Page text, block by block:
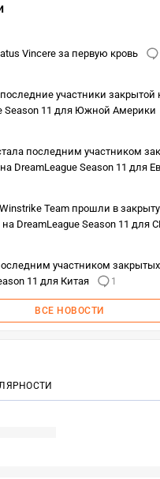
Vincere за первую кровь
участники закрытой
Season 11 для Южной Америки
последним участником
DreamLeague Season 11 для
Team прошли в
DreamLeague Season 11 для
участником
11 для Китая
1
ВСЕ НОВОСТИ